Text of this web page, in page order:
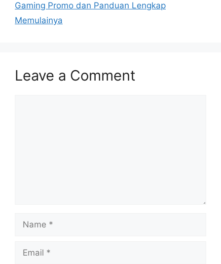
Gaming Promo dan Panduan Lengkap
Memulainya
Leave a Comment
Name
Email